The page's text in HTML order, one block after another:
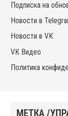
Подписка на
Новости в
Новости в VK
VK Видео
Политика
МЕТКА /